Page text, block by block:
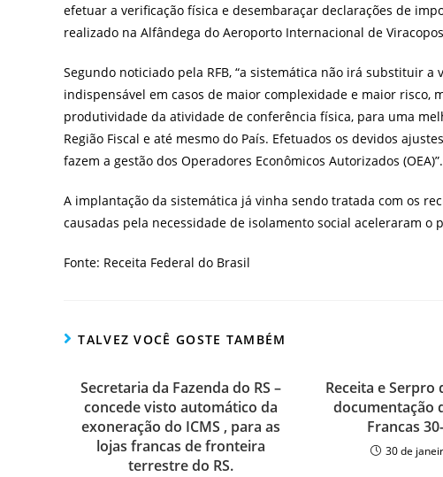
efetuar a verificação física e desembaraçar declarações de
realizado na Alfândega do Aeroporto Internacional de
Segundo noticiado pela RFB, “a sistemática não irá substituir
indispensável em casos de maior complexidade e maior
produtividade da atividade de conferência física, para uma
Região Fiscal e até mesmo do País. Efetuados os devidos
fazem a gestão dos Operadores Econômicos Autorizados (OEA)”.
A implantação da sistemática já vinha sendo tratada com os
causadas pela necessidade de isolamento social aceleraram o
Fonte: Receita Federal do Brasil
TALVEZ VOCÊ GOSTE TAMBÉM
Secretaria da Fazenda do RS –
concede visto automático da
exoneração do ICMS , para as
lojas francas de fronteira
terrestre do RS.
Receita e Serpro
documentação
Francas
30 de